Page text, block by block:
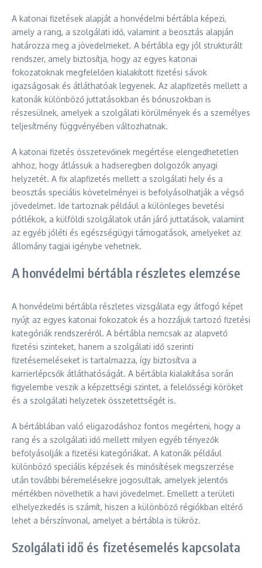
A katonai fizetések alapját a honvédelmi bértábla képezi,
amely a rang, a szolgálati idő, valamint a beosztás alapján
határozza meg a jövedelmeket. A bértábla egy jól strukturált
rendszer, amely biztosítja, hogy az egyes katonai
fokozatoknak megfelelően kialakított fizetési sávok
igazságosak és átláthatóak legyenek. Az alapfizetés mellett a
katonák különböző juttatásokban és bónuszokban is
részesülnek, amelyek a szolgálati körülmények és a személyes
teljesítmény függvényében változhatnak.
A katonai fizetés összetevőinek megértése elengedhetetlen
ahhoz, hogy átlássuk a hadseregben dolgozók anyagi
helyzetét. A fix alapfizetés mellett a szolgálati hely és a
beosztás speciális követelményei is befolyásolhatják a végső
jövedelmet. Ide tartoznak például a különleges bevetési
pótlékok, a külföldi szolgálatok után járó juttatások, valamint
az egyéb jóléti és egészségügyi támogatások, amelyeket az
állomány tagjai igénybe vehetnek.
A honvédelmi bértábla részletes elemzése
A honvédelmi bértábla részletes vizsgálata egy átfogó képet
nyújt az egyes katonai fokozatok és a hozzájuk tartozó fizetési
kategóriák rendszeréről. A bértábla nemcsak az alapvető
fizetési szinteket, hanem a szolgálati idő szerinti
fizetésemeléseket is tartalmazza, így biztosítva a
karrierlépcsők átláthatóságát. A bértábla kialakítása során
figyelembe veszik a képzettségi szintet, a felelősségi köröket
és a szolgálati helyzetek összetettségét is.
A bértáblában való eligazodáshoz fontos megérteni, hogy a
rang és a szolgálati idő mellett milyen egyéb tényezők
befolyásolják a fizetési kategóriákat. A katonák például
különböző speciális képzések és minősítések megszerzése
után további béremelésekre jogosultak, amelyek jelentős
mértékben növelhetik a havi jövedelmet. Emellett a területi
elhelyezkedés is számít, hiszen a különböző régiókban eltérő
lehet a bérszínvonal, amelyet a bértábla is tükröz.
Szolgálati idő és fizetésemelés kapcsolata